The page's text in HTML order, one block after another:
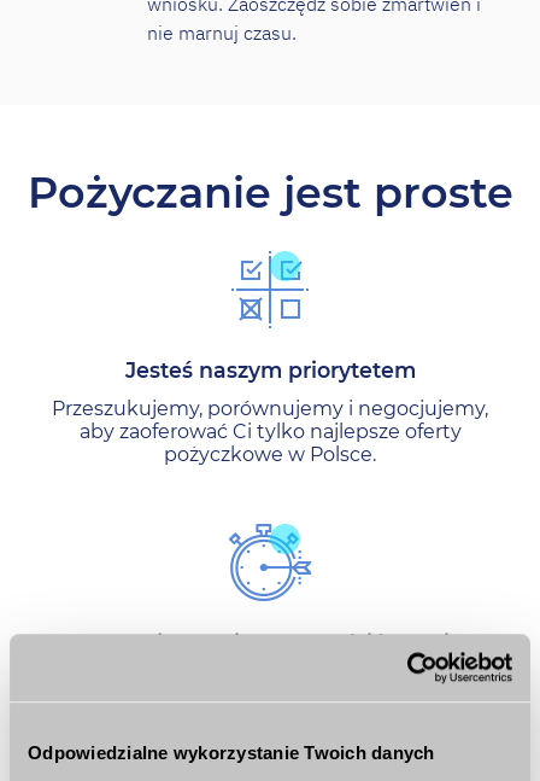
Odpowiedzialne wykorzystanie Twoich danych
nie marnuj czasu.
Pożyczanie jest proste
Jesteś naszym priorytetem
Przeszukujemy, porównujemy i negocjujemy,
aby zaoferować Ci tylko najlepsze oferty
pożyczkowe w Polsce.